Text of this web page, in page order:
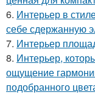
6. Интерьер в
себе сдержанную
7. Интерьер
8. Интерьер,
ощущение
подобранного